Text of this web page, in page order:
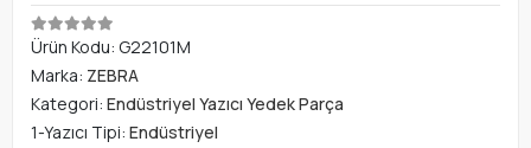
Ürün Kodu: G22101M
Marka: ZEBRA
Kategori: Endüstriyel Yazıcı Yedek Parça
1-Yazıcı Tipi: Endüstriyel